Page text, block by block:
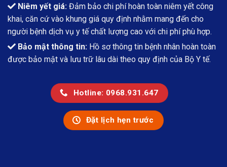
Niêm yết giá: Đảm bảo chi phí hoàn toàn niêm yết công
khai, căn cứ vào khung giá quy định nhằm mang đến cho
người bệnh dịch vụ y tế chất lượng cao với chi phí phù hợp.
Bảo mật thông tin: Hồ sơ thông tin bệnh nhân hoàn toàn
được bảo mật và lưu trữ lâu dài theo quy định của Bộ Y tế.
Hotline: 0968.931.647
Đặt lịch hẹn trước